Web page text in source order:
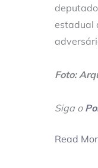
estadual
Foto:
Siga o
Read